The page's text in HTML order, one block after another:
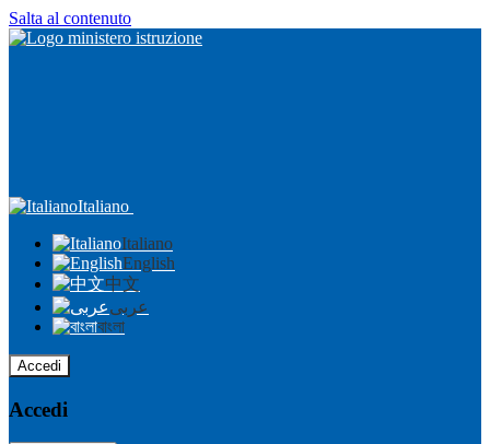
Salta al contenuto
Italiano
Italiano
English
中文
عربى
বাংলা
Accedi
Accedi